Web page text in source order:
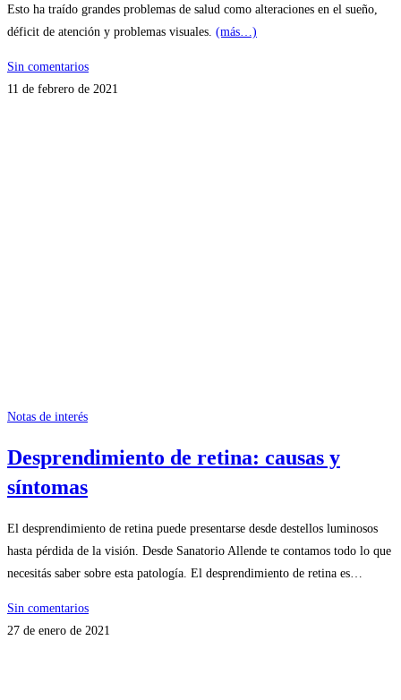
Esto ha traído grandes problemas de salud como alteraciones en el sueño,
déficit de atención y problemas visuales. (más…)
Sin comentarios
11 de febrero de 2021
Notas de interés
Desprendimiento de retina: causas y
síntomas
El desprendimiento de retina puede presentarse desde destellos luminosos
hasta pérdida de la visión. Desde Sanatorio Allende te contamos todo lo que
necesitás saber sobre esta patología. El desprendimiento de retina es…
Sin comentarios
27 de enero de 2021